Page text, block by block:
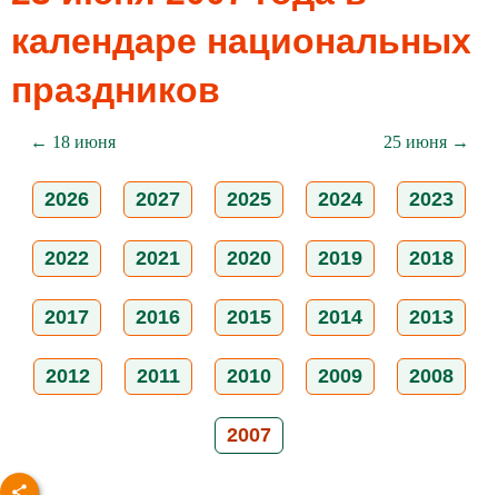
календаре национальных
праздников
← 18 июня 25 июня →
2026 2027 2025 2024 2023
2022 2021 2020 2019 2018
2017 2016 2015 2014 2013
2012 2011 2010 2009 2008
2007